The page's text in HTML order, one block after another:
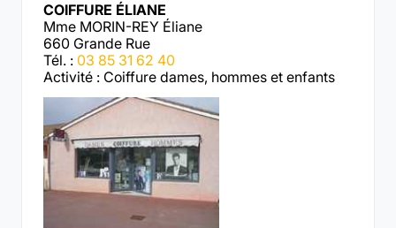
COIFFURE ÉLIANE
Mme MORIN-REY Éliane
660 Grande Rue
Tél. : 03 85 31 62 40
Activité : Coiffure dames, hommes et enfants